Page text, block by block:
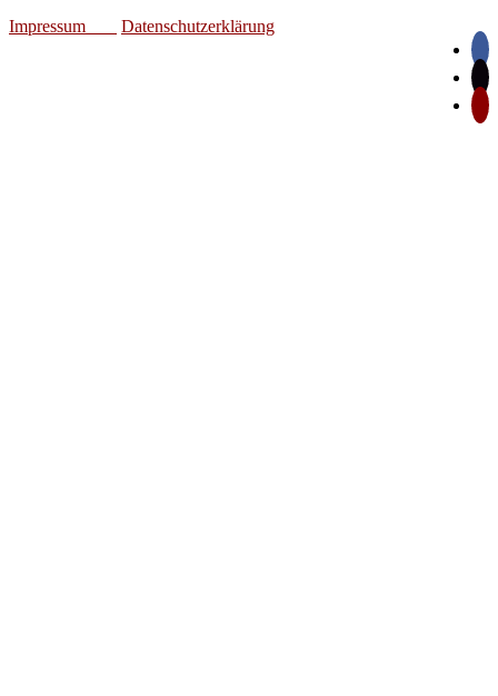
Impressum
Datenschutzerklärung